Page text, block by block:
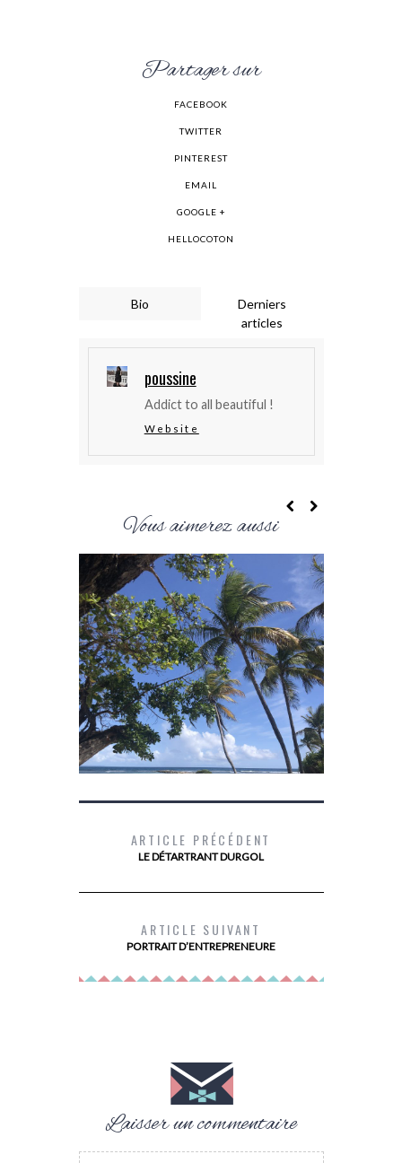
Partager sur
FACEBOOK
TWITTER
PINTEREST
EMAIL
GOOGLE +
HELLOCOTON
Bio
Derniers
articles
poussine
Addict to all beautiful !
Website
Vous aimerez aussi
LES 10 TIPS POUR UN VOYAGE DANS
ARTICLE PRÉCÉDENT
LE DÉTARTRANT DURGOL
ARTICLE SUIVANT
PORTRAIT D’ENTREPRENEURE
Laisser un commentaire